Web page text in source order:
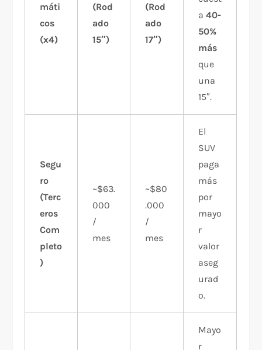
máti
cos
(x4)
(Rod
ado
15″)
(Rod
ado
17″)
a40-
50%
más
que
una
15″.
Segu
ro
(Terc
eros
Com
pleto
)
~$63.
000
/
mes​
~$80
.000
/
mes​
El
SUV
paga
más
por
mayo
r
valor
aseg
urad
o.
Mayo
r